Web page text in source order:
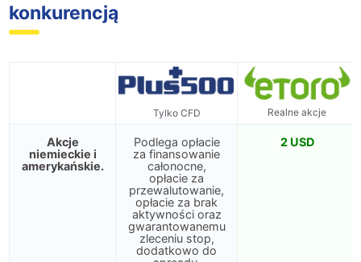
konkurencją
Tylko CFD Realne akcje
Akcje
niemieckie i
amerykańskie.
Podlega opłacie
za finansowanie
całonocne,
opłacie za
przewalutowanie,
opłacie za brak
aktywności oraz
gwarantowanemu
zleceniu stop,
dodatkowo do
2 USD